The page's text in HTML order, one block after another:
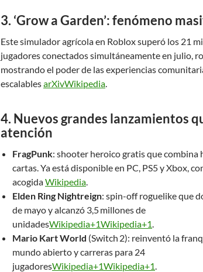
3. ‘Grow a Garden’: fenómeno
Este simulador agrícola en Roblox superó los 21
jugadores conectados simultáneamente en julio,
mostrando el poder de las experiencias
escalablesarXivWikipedia.
4. Nuevos grandes lanzamientos
atención
FragPunk: shooter heroico gratis que combina
cartas. Ya está disponible en PC, PS5 y Xbox,
acogidaWikipedia.
Elden Ring Nightreign: spin-off roguelike que
de mayo y alcanzó 3,5 millones de
unidadesWikipedia+1Wikipedia+1.
Mario Kart World (Switch 2): reinventó la
mundo abierto y carreras para 24
jugadoresWikipedia+1Wikipedia+1.